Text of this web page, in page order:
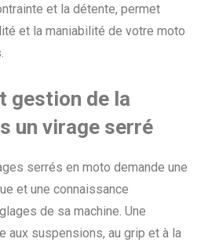
et la détente, permet
et la maniabilité de votre moto
gestion de la
un virage serré
serrés en moto demande une
et une connaissance
de sa machine. Une
aux suspensions, au grip et à la